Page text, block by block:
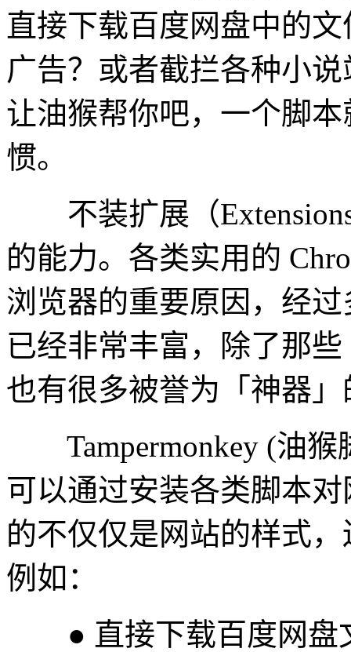
直接下载百度网盘中的
广告？或者截拦各种小
让油猴帮你吧，一个脚
惯。
不装扩展（Extensions
的能力。各类实用的
浏览器的重要原因，经
已经非常丰富，除了那
也有很多被誉为「神器
Tampermonkey (油猴
可以通过安装各类脚本
的不仅仅是网站的样式
例如：
● 直接下载百度网盘